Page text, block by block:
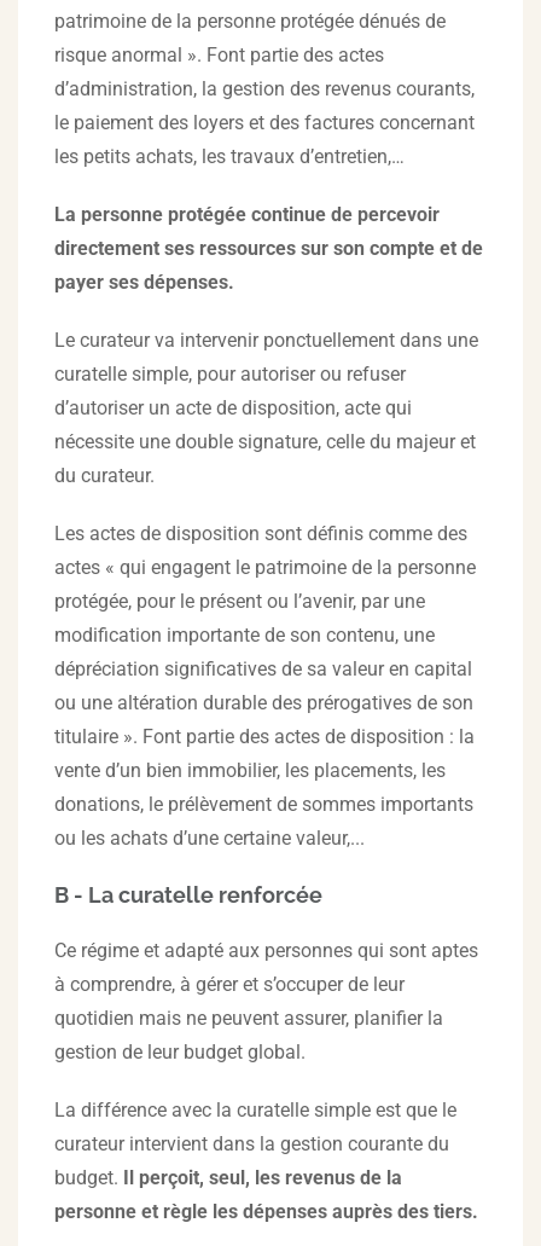
patrimoine de la personne protégée dénués de
risque anormal ». Font partie des actes
d’administration, la gestion des revenus courants,
le paiement des loyers et des factures concernant
les petits achats, les travaux d’entretien,…
La personne protégée continue de percevoir
directement ses ressources sur son compte et de
payer ses dépenses.
Le curateur va intervenir ponctuellement dans une
curatelle simple, pour autoriser ou refuser
d’autoriser un acte de disposition, acte qui
nécessite une double signature, celle du majeur et
du curateur.
Les actes de disposition sont définis comme des
actes « qui engagent le patrimoine de la personne
protégée, pour le présent ou l’avenir, par une
modification importante de son contenu, une
dépréciation significatives de sa valeur en capital
ou une altération durable des prérogatives de son
titulaire ». Font partie des actes de disposition : la
vente d’un bien immobilier, les placements, les
donations, le prélèvement de sommes importants
ou les achats d’une certaine valeur,...
B - La curatelle renforcée
Ce régime et adapté aux personnes qui sont aptes
à comprendre, à gérer et s’occuper de leur
quotidien mais ne peuvent assurer, planifier la
gestion de leur budget global.
La différence avec la curatelle simple est que le
curateur intervient dans la gestion courante du
budget. Il perçoit, seul, les revenus de la
personne et règle les dépenses auprès des tiers.